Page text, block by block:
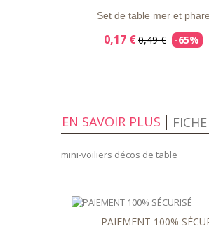
Set de table mer et phare
0,17 €0,49 € -65%
EN SAVOIR PLUS
mini-voiliers décos de table
PAIEMENT 100%